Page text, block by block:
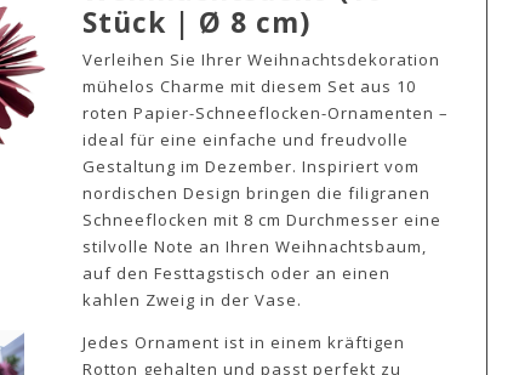
Stück | Ø 8 cm)
Verleihen Sie Ihrer Weihnachtsdekoration
mühelos Charme mit diesem Set aus 10
roten Papier-Schneeflocken-Ornamenten –
ideal für eine einfache und freudvolle
Gestaltung im Dezember. Inspiriert vom
nordischen Design bringen die filigranen
Schneeflocken mit 8 cm Durchmesser eine
stilvolle Note an Ihren Weihnachtsbaum,
auf den Festtagstisch oder an einen
kahlen Zweig in der Vase.
Jedes Ornament ist in einem kräftigen
Rotton gehalten und passt perfekt zu